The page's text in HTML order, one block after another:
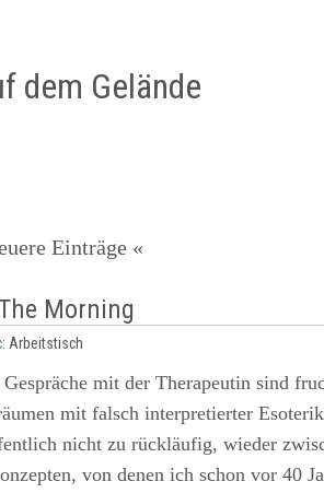
dem Gelände
Einträge «
Morning
Arbeitstisch
mit der Therapeutin sind
mit falsch interpretierter
nicht zu rückläufig, wieder
von denen ich schon vor 40